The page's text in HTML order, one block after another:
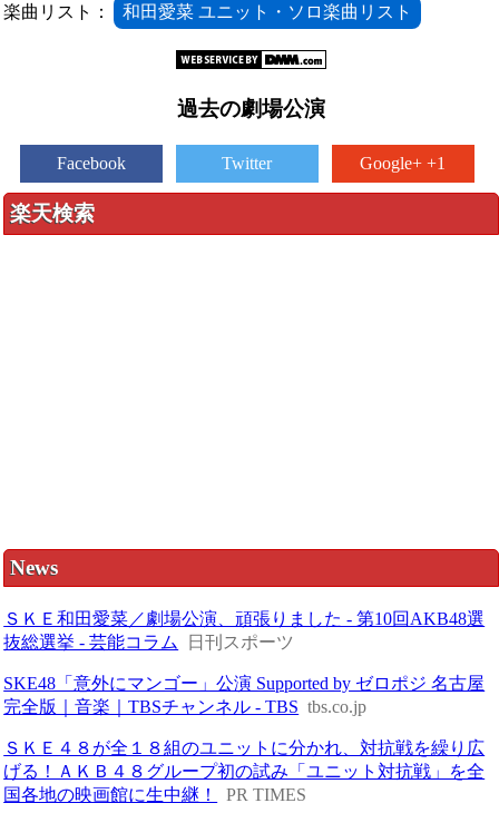
楽曲リスト： 和田愛菜 ユニット・ソロ楽曲リスト
過去の劇場公演
Facebook Twitter Google+ +1
楽天検索
News
ＳＫＥ和田愛菜／劇場公演、頑張りました - 第10回AKB48選
抜総選挙 - 芸能コラム
日刊スポーツ
SKE48「意外にマンゴー」公演 Supported by ゼロポジ 名古屋
完全版｜音楽｜TBSチャンネル - TBS tbs.co.jp
ＳＫＥ４８が全１８組のユニットに分かれ、対抗戦を繰り広
げる！ＡＫＢ４８グループ初の試み「ユニット対抗戦」を全
国各地の映画館に生中継！
PR TIMES